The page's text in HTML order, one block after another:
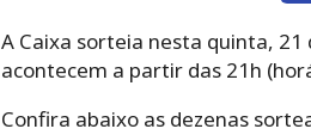
A Caixa sorteia nesta quinta,
acontecem a partir das 21h
Confira abaixo as dezenas